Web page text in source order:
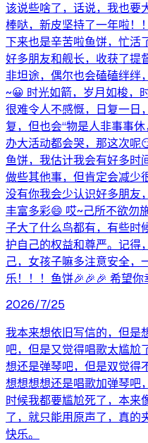
该说些啥了，话说，我也要
棒哒，新皮坚持了一年啦！
下来也是辛苦啦鱼饼，忙活
好多朋友和舰长，收获了提
非坦途，偶尔也会磕磕绊绊
~😀 时光如箭，岁月如梭，
很难令人不感慨，日复一日
复，但也会“物是人非事事
办大活动都会哭，那这次呢
鱼饼，我估计我会有好多时
做些其他事，但肯定会减少
没有你我会少认识好多朋友
丰富多彩😄 哎~己所不欲勿
子大了什么鸟都有，有些时
护自己的权益和尊严。记得
己，女孩子嘛多注意安全，
乐！！！鱼饼🎉🎉🎉 希望你
2026/7/25
我本来想依旧写信的，但是
吧，但是又觉得唱歌太尴尬
想还是弹琴吧，但是双觉得
想想想想还是唱歌加弹琴吧
时候我都要尴尬死了，本来
了，就只能用原声了，真的
快乐。